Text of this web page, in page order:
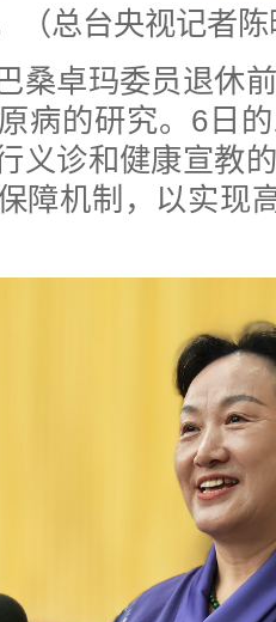
总台央视记者陈
卓玛委员退休前
病的研究。6日
义诊和健康宣教
障机制，以实现